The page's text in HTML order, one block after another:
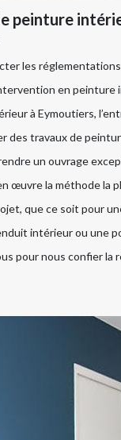
peinture
les
en peinture
à Eymoutiers,
des travaux de
un ouvrage
œuvre la méthode la
que ce soit pour
intérieur ou une
pour nous confier la